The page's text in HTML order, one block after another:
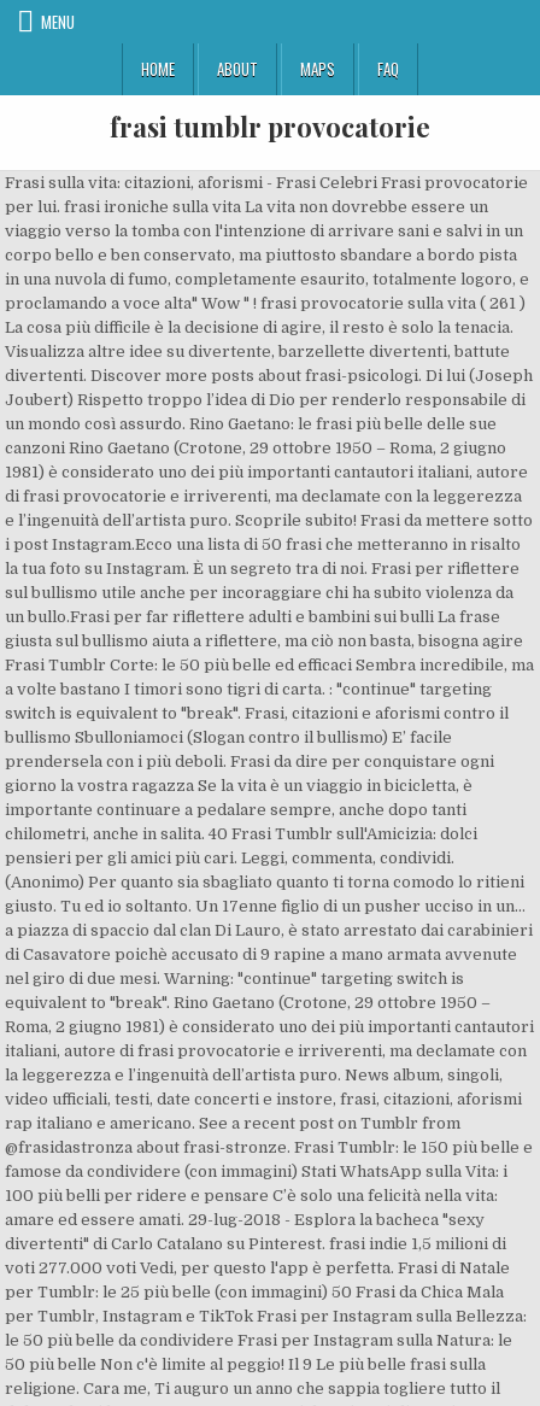
MENU
HOME
ABOUT MAPS FAQ
frasi tumblr provocatorie
Frasi sulla vita: citazioni, aforismi - Frasi Celebri Frasi provocatorie
per lui. frasi ironiche sulla vita La vita non dovrebbe essere un
viaggio verso la tomba con l'intenzione di arrivare sani e salvi in un
corpo bello e ben conservato, ma piuttosto sbandare a bordo pista
in una nuvola di fumo, completamente esaurito, totalmente logoro, e
proclamando a voce alta" Wow " ! frasi provocatorie sulla vita ( 261 )
La cosa più difficile è la decisione di agire, il resto è solo la tenacia.
Visualizza altre idee su divertente, barzellette divertenti, battute
divertenti. Discover more posts about frasi-psicologi. Di lui (Joseph
Joubert) Rispetto troppo l’idea di Dio per renderlo responsabile di
un mondo così assurdo. Rino Gaetano: le frasi più belle delle sue
canzoni Rino Gaetano (Crotone, 29 ottobre 1950 – Roma, 2 giugno
1981) è considerato uno dei più importanti cantautori italiani, autore
di frasi provocatorie e irriverenti, ma declamate con la leggerezza
e l’ingenuità dell’artista puro. Scoprile subito! Frasi da mettere sotto
i post Instagram.Ecco una lista di 50 frasi che metteranno in risalto
la tua foto su Instagram. È un segreto tra di noi. Frasi per riflettere
sul bullismo utile anche per incoraggiare chi ha subito violenza da
un bullo.Frasi per far riflettere adulti e bambini sui bulli La frase
giusta sul bullismo aiuta a riflettere, ma ciò non basta, bisogna agire
Frasi Tumblr Corte: le 50 più belle ed efficaci Sembra incredibile, ma
a volte bastano I timori sono tigri di carta. : "continue" targeting
switch is equivalent to "break". Frasi, citazioni e aforismi contro il
bullismo Sbulloniamoci (Slogan contro il bullismo) E’ facile
prendersela con i più deboli. Frasi da dire per conquistare ogni
giorno la vostra ragazza Se la vita è un viaggio in bicicletta, è
importante continuare a pedalare sempre, anche dopo tanti
chilometri, anche in salita. 40 Frasi Tumblr sull'Amicizia: dolci
pensieri per gli amici più cari. Leggi, commenta, condividi.
(Anonimo) Per quanto sia sbagliato quanto ti torna comodo lo ritieni
giusto. Tu ed io soltanto. Un 17enne figlio di un pusher ucciso in un...
a piazza di spaccio dal clan Di Lauro, è stato arrestato dai carabinieri
di Casavatore poichè accusato di 9 rapine a mano armata avvenute
nel giro di due mesi. Warning: "continue" targeting switch is
equivalent to "break". Rino Gaetano (Crotone, 29 ottobre 1950 –
Roma, 2 giugno 1981) è considerato uno dei più importanti cantautori
italiani, autore di frasi provocatorie e irriverenti, ma declamate con
la leggerezza e l’ingenuità dell’artista puro. News album, singoli,
video ufficiali, testi, date concerti e instore, frasi, citazioni, aforismi
rap italiano e americano. See a recent post on Tumblr from
@frasidastronza about frasi-stronze. Frasi Tumblr: le 150 più belle e
famose da condividere (con immagini) Stati WhatsApp sulla Vita: i
100 più belli per ridere e pensare C’è solo una felicità nella vita:
amare ed essere amati. 29-lug-2018 - Esplora la bacheca "sexy
divertenti" di Carlo Catalano su Pinterest. frasi indie 1,5 milioni di
voti 277.000 voti Vedi, per questo l'app è perfetta. Frasi di Natale
per Tumblr: le 25 più belle (con immagini) 50 Frasi da Chica Mala
per Tumblr, Instagram e TikTok Frasi per Instagram sulla Bellezza:
le 50 più belle da condividere Frasi per Instagram sulla Natura: le
50 più belle Non c'è limite al peggio! Il 9 Le più belle frasi sulla
religione. Cara me, Ti auguro un anno che sappia togliere tutto il